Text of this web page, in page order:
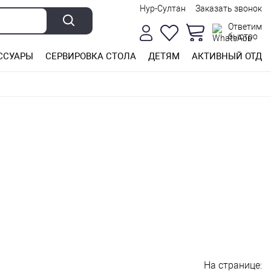
Нур-Султан
Заказать звонок
Ответим
быстро
СЕРВИРОВКА СТОЛА ДЕТЯМ АКТИВНЫЙ
На странице: